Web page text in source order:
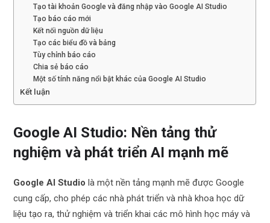
Tạo tài khoản Google và đăng nhập vào Google AI Studio
Tạo báo cáo mới
Kết nối nguồn dữ liệu
Tạo các biểu đồ và bảng
Tùy chỉnh báo cáo
Chia sẻ báo cáo
Một số tính năng nổi bật khác của Google AI Studio
Kết luận
Google AI Studio: Nền tảng thử
nghiệm và phát triển AI mạnh mẽ
Google AI Studio là một nền tảng mạnh mẽ được Google
cung cấp, cho phép các nhà phát triển và nhà khoa học dữ
liệu tạo ra, thử nghiệm và triển khai các mô hình học máy và